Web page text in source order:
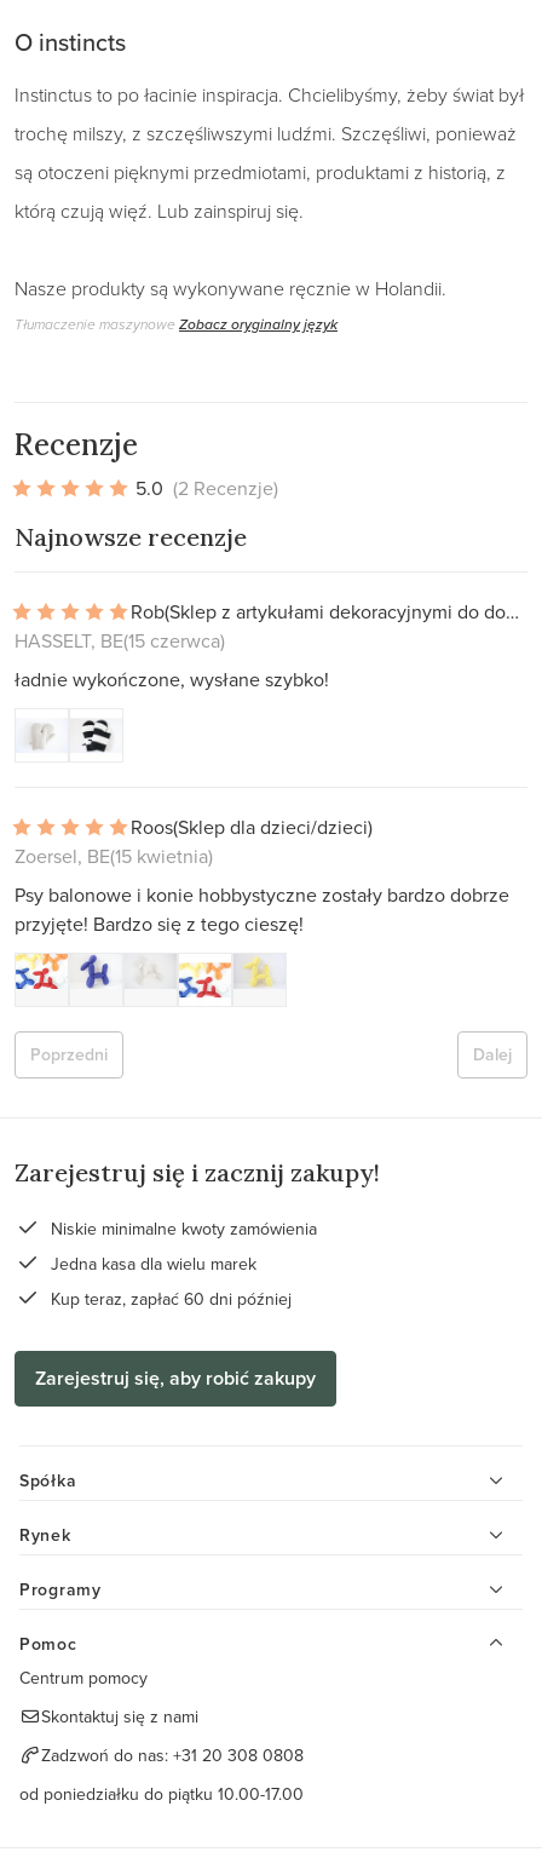
O instincts
Instinctus to po łacinie inspiracja. Chcielibyśmy, żeby świat był
trochę milszy, z szczęśliwszymi ludźmi. Szczęśliwi, ponieważ
są otoczeni pięknymi przedmiotami, produktami z historią, z
którą czują więź. Lub zainspiruj się.
Nasze produkty są wykonywane ręcznie w Holandii.
Tłumaczenie maszynowe Zobacz oryginalny język
Recenzje
5.0 (2 Recenzje)
Najnowsze recenzje
Rob
(Sklep z artykułami dekoracyjnymi do domu)
HASSELT, BE(15 czerwca)
ładnie wykończone, wysłane szybko!
Roos(Sklep dla dzieci/dzieci)
Zoersel, BE(15 kwietnia)
Psy balonowe i konie hobbystyczne zostały bardzo dobrze
przyjęte! Bardzo się z tego cieszę!
Dalej
Poprzedni
Zarejestruj się i zacznij zakupy!
Niskie minimalne kwoty zamówienia
Jedna kasa dla wielu marek
Kup teraz, zapłać 60 dni później
Zarejestruj się, aby robić zakupy
Spółka
Rynek
Programy
Pomoc
Centrum pomocy
Skontaktuj się z nami
Zadzwoń do nas: +31 20 308 0808
od poniedziałku do piątku 10.00-17.00